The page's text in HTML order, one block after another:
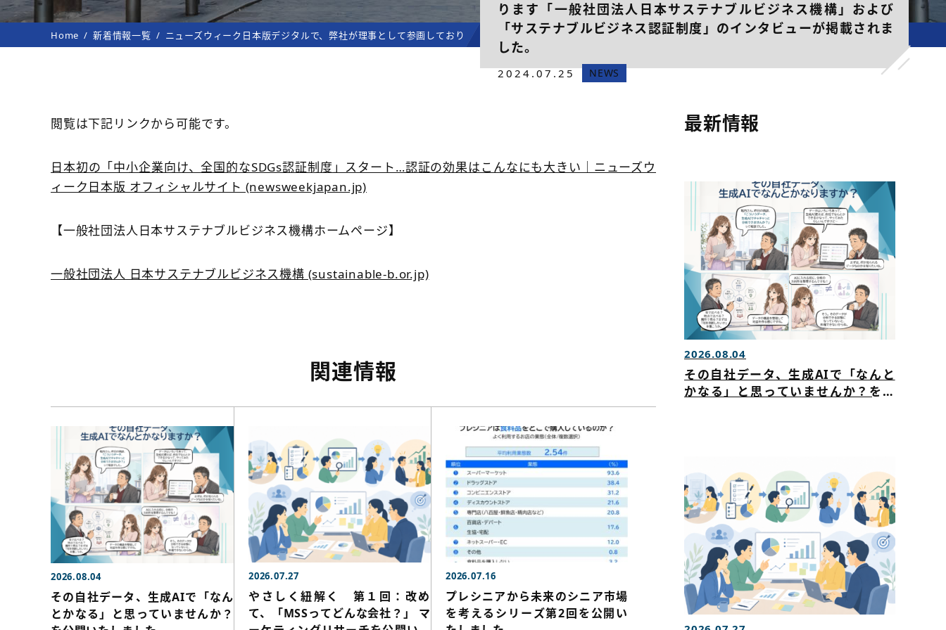
Home 新着情報一覧 ニューズウィーク日本版デジタルで、弊社が理事として参画しております「一般社団法人日本サステナブルビジネス機構」および「サステナブルビジネス認証制度」のインタビュ
ります「一般社団法人日本サステナブルビジネス機構」および
「サステナブルビジネス認証制度」のインタビューが掲載されま
した。
2024.07.25 NEWS
閲覧は下記リンクから可能です。
日本初の「中小企業向け、全国的なSDGs認証制度」スタート…認証の効果はこんなにも大きい｜ニューズウ
ィーク日本版 オフィシャルサイト (newsweekjapan.jp)
【一般社団法人日本サステナブルビジネス機構ホームページ】
一般社団法人 日本サステナブルビジネス機構 (sustainable-b.or.jp)
関連情報
2026.08.04
その自社データ、生成AIで「なん
とかなる」と思っていませんか？
2026.07.27
やさしく紐解く 第１回：改め
て、「MSSってどんな会社？」 マ
2026.07.16
プレシニアから未来のシニア市場
を考えるシリーズ第2回を公開い
最新情報
2026.08.04
その自社データ、生成AIで「なんと
かなる」と思っていませんか？を公